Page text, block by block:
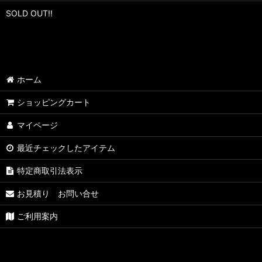
SOLD OUT!!
ホーム
ショッピングカート
マイページ
最近チェックしたアイテム
特定商取引法表示
お見積り お問い合せ
ご利用案内